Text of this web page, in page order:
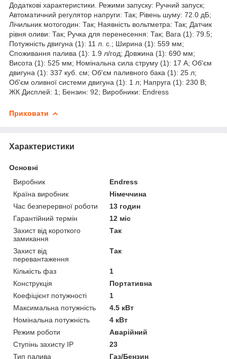
Додаткові характеристики. Режими запуску: Ручний запуск;
Автоматичний регулятор напруги: Так; Рівень шуму: 72.0 дБ;
Лічильник мотогодин: Так; Наявність вольтметра: Так; Датчик
рівня оливи: Так; Ручка для перенесення: Так; Вага (1): 79.5;
Потужність двигуна (1): 11 л. с.; Ширина (1): 559 мм;
Споживання палива (1): 1.9 л/год; Довжина (1): 690 мм;
Висота (1): 525 мм; Номінальна сила струму (1): 17 А; Об'єм
двигуна (1): 337 куб. см; Об'єм паливного бака (1): 25 л;
Об'єм оливної системи двигуна (1): 1 л; Напруга (1): 230 В;
ЖК Дисплей: 1; Бензин: 92; Виробники: Endress
Приховати
Характеристики
Основні
Виробник
Endress
Країна виробник
Німеччина
Час безперервної роботи
13 годин
Гарантійний термін
12 міс
Захист від короткого
замикання
Так
Захист від
перевантаження
Так
Кількість фаз
1
Конструкція
Портативна
Коефіцієнт потужності
1
Максимальна потужність
4.5 кВт
Номінальна потужність
4 кВт
Режим роботи
Аварійний
Ступінь захисту IP
23
Тип палива
Газ/Бензин